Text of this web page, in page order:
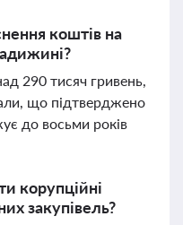
коштів на
290 тисяч гривень,
що підтверджено
до восьми років
корупційні
закупівель?